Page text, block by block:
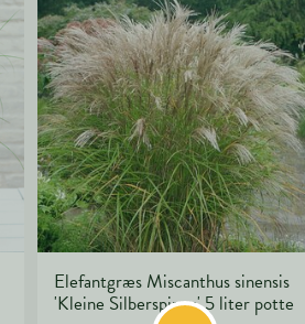
Elefantgræs Miscanthus sinensis
'Kleine Silberspinne' 5 liter potte